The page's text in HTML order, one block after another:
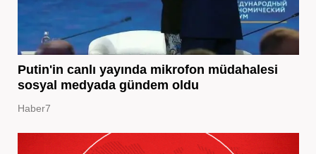
Putin'in canlı yayında mikrofon müdahalesi
sosyal medyada gündem oldu
Haber7